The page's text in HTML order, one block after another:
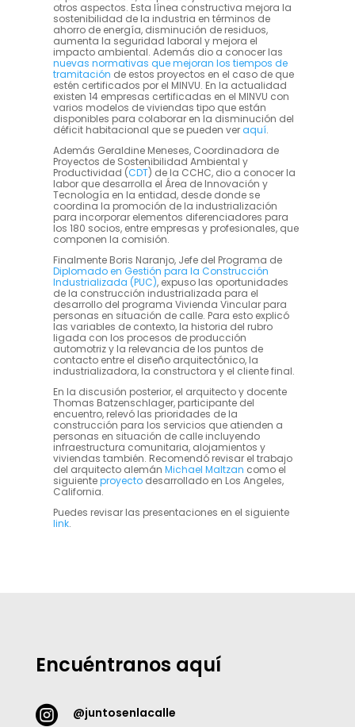
otros aspectos. Esta línea constructiva mejora la
sostenibilidad de la industria en términos de
ahorro de energía, disminución de residuos,
aumenta la seguridad laboral y mejora el
impacto ambiental. Además dio a conocer las
nuevas normativas que mejoran los tiempos de
tramitación de estos proyectos en el caso de que
estén certificados por el MINVU. En la actualidad
existen 14 empresas certificadas en el MINVU con
varios modelos de viviendas tipo que están
disponibles para colaborar en la disminución del
déficit habitacional que se pueden veraquí.
Además Geraldine Meneses, Coordinadora de
Proyectos de Sostenibilidad Ambiental y
Productividad (CDT) de la CCHC, dio a conocer la
labor que desarrolla el Área de Innovación y
Tecnología en la entidad, desde donde se
coordina la promoción de la industrialización
para incorporar elementos diferenciadores para
los 180 socios, entre empresas y profesionales, que
componen la comisión.
Finalmente Boris Naranjo, Jefe del Programa de
Diplomado en Gestión para la Construcción
Industrializada (PUC), expuso las oportunidades
de la construcción industrializada para el
desarrollo del programa Vivienda Vincular para
personas en situación de calle. Para esto explicó
las variables de contexto, la historia del rubro
ligada con los procesos de producción
automotriz y la relevancia de los puntos de
contacto entre el diseño arquitectónico, la
industrializadora, la constructora y el cliente final.
En la discusión posterior, el arquitecto y docente
Thomas Batzenschlager, participante del
encuentro, relevó las prioridades de la
construcción para los servicios que atienden a
personas en situación de calle incluyendo
infraestructura comunitaria, alojamientos y
viviendas también. Recomendó revisar el trabajo
del arquitecto alemánMichael Maltzan como el
siguienteproyecto desarrollado en Los Angeles,
California.
Puedes revisar las presentaciones en el siguiente
link.
Encuéntranos aquí
 @juntosenlacalle